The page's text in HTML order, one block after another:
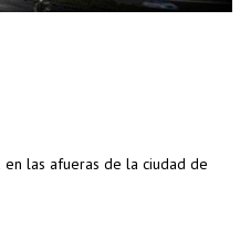
en las afueras de la ciudad de